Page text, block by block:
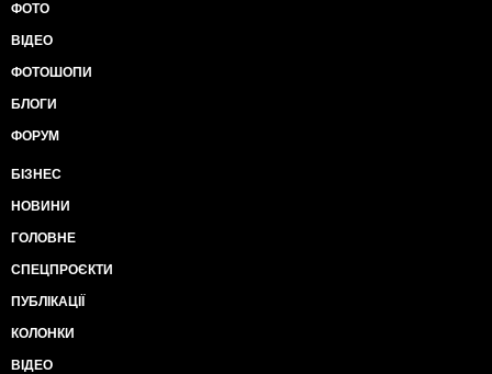
ФОТО
ВІДЕО
ФОТОШОПИ
БЛОГИ
ФОРУМ
БІЗНЕС
НОВИНИ
ГОЛОВНЕ
СПЕЦПРОЄКТИ
ПУБЛІКАЦІЇ
КОЛОНКИ
ВІДЕО